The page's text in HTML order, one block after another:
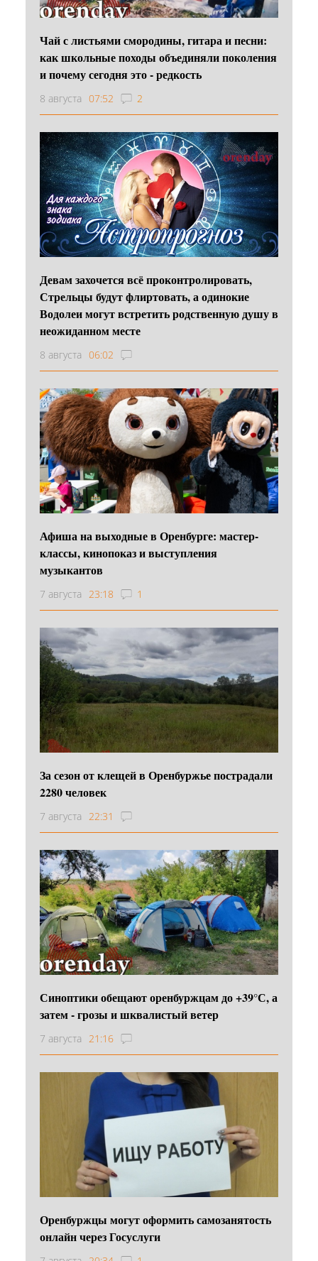
Чай с листьями смородины, гитара и песни:
как школьные походы объединяли поколения
и почему сегодня это - редкость
8 августа 07:52 2
Девам захочется всё проконтролировать,
Стрельцы будут флиртовать, а одинокие
Водолеи могут встретить родственную душу в
неожиданном месте
8 августа 06:02
Афиша на выходные в Оренбурге: мастер-
классы, кинопоказ и выступления
музыкантов
7 августа 23:18 1
За сезон от клещей в Оренбуржье пострадали
2280 человек
7 августа 22:31
Синоптики обещают оренбуржцам до +39°С, а
затем - грозы и шквалистый ветер
7 августа 21:16
Оренбуржцы могут оформить самозанятость
онлайн через Госуслуги